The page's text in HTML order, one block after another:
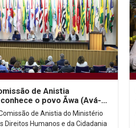
de Anistia
o povo Ãwa (Avá-
do Araguaia) como
político coletivo
de Anistia do Ministério
Direitos Humanos e da Cidadania